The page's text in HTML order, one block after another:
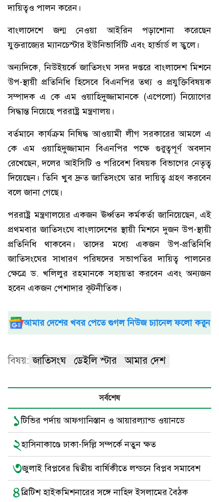
দায়িত্বও পালন করেন।
বাংলাদেশে জন্ম নেওয়া আইরিন পড়াশোনা করেছেন
যুক্তরাজ্যের ম্যানচেস্টার ইউনিভার্সিটি এবং হার্ভার্ড ল স্কুলে।
অন্যদিকে, নিউইয়র্কে জাতিসংঘ সদর দপ্তরে বাংলাদেশ মিশনে
উপ-স্থায়ী প্রতিনিধি হিসেবে বিএনপির তথ্য ও প্রযুক্তিবিষয়ক
সম্পাদক এ কে এম ওয়াহিদুজ্জামানকে (এপেলো) নিয়োগের
সিদ্ধান্ত নিয়েছে পররাষ্ট্র মন্ত্রণালয়।
বর্তমানে কার্যক্রম নিষিদ্ধ আওয়ামী লীগ সরকারের আমলে এ
কে এম ওয়াহিদুজ্জামান বিএনপির পক্ষে গুরুত্বপূর্ণ অবদান
রেখেছেন, দলের আইসিটি ও পরিবেশ বিষয়ক বিভাগের নেতৃত্ব
দিয়েছেন। তিনি খুব দ্রুত জাতিসংঘে তার দায়িত্ব গ্রহণ করবেন
বলে জানা গেছে।
পররাষ্ট্র মন্ত্রণালয়ের একজন ঊর্ধ্বতন কর্মকর্তা জানিয়েছেন, এই
প্রথমবার জাতিসংঘে বাংলাদেশের স্থায়ী মিশনে দুজন উপ-স্থায়ী
প্রতিনিধি থাকবেন। তাদের মধ্যে একজন উপ-প্রতিনিধি
জাতিসংঘের সাধারণ পরিষদের সভাপতির দায়িত্ব পালনের
ক্ষেত্রে ড. খলিলুর রহমানকে সহায়তা করবেন এবং অন্যজন
হবেন একজন পেশাদার কূটনীতিক।
আমার দেশের খবর পেতে গুগল নিউজ চ্যানেল ফলো করুন
বিষয়: জাতিসংঘ ডেইলি স্টার আমার দেশ
সর্বশেষ
১টিভির পর্দায় আফগানিস্তান ও আয়ারল্যান্ড ওয়ানডে
২হাসিনাকাণ্ডে ঢাকা-দিল্লি সম্পর্কে নতুন ক্ষত
৩জুলাই বিপ্লবের দ্বিতীয় বার্ষিকীতে লন্ডনে বিপ্লব সমাবেশ
৪ব্রিটিশ হাইকমিশনারের সঙ্গে নাহিদ ইসলামের বৈঠক